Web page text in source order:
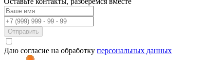
Отправить
Даю согласие на обработку персональных данных